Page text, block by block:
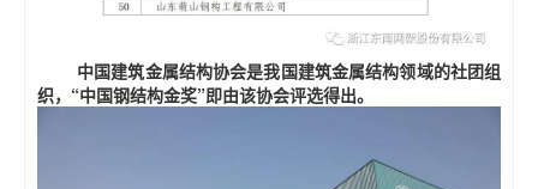
中国建筑金属结构协会是我国建筑金属结构领域的社团组
织，“中国钢结构金奖”即由该协会评选得出。